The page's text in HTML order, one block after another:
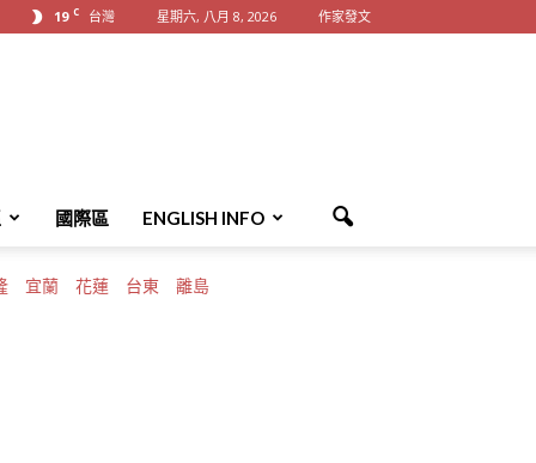
19 C 台灣 星期六, 八月 8, 2026 作家發文
國際區 ENGLISH INFO
宜蘭 花蓮 台東 離島